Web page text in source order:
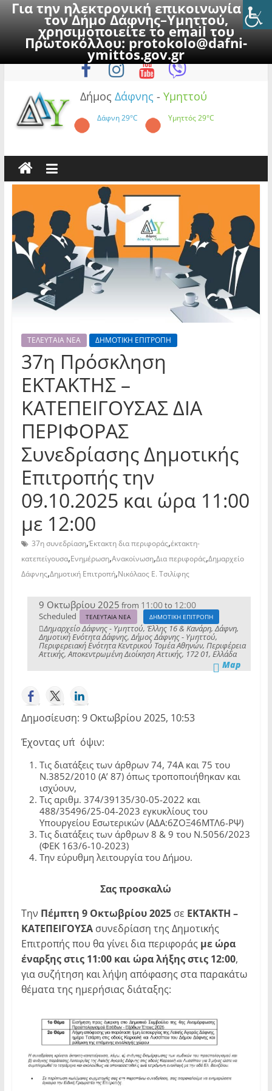
Για την ηλεκτρονική επικοινωνία με
τον Δήμο Δάφνης–Υμηττού,
χρησιμοποιείτε το email του
Πρωτοκόλλου:protokolo@dafni-
ymittos.gov.gr
to
Κυριακή, 9 Αυγούστου 2026
Δήμος Δάφνης - Υμηττού
Δάφνη29°C Υμηττός29°C
ΤΕΛΕΥΤΑΙΑ ΝΕΑ ΔΗΜΟΤΙΚΗ ΕΠΙΤΡΟΠΗ
37η Πρόσκληση
ΕΚΤΑΚΤΗΣ –
ΚΑΤΕΠΕΙΓΟΥΣΑΣ ΔΙΑ
ΠΕΡΙΦΟΡΑΣ
Συνεδρίασης Δημοτικής
Επιτροπής την
09.10.2025 και ώρα 11:00
με 12:00
37η συνεδρίαση,Έκτακτη δια περιφοράς,έκτακτη-
κατεπείγουσα,Ενημέρωση,Ανακοίνωση,Δια περιφοράς,Δημαρχείο
Δάφνης,Δημοτική Επιτροπή,Νικόλαος Ε. Τσιλίφης
9 Οκτωβρίου 2025 from 11:00to 12:00
Scheduled ΤΕΛΕΥΤΑΙΑ ΝΕΑ ΔΗΜΟΤΙΚΗ ΕΠΙΤΡΟΠΗ
Δημαρχείο Δάφνης - Υμηττού, Έλλης 16 & Κανάρη, Δάφνη,
Δημοτική Ενότητα Δάφνης, Δήμος Δάφνης - Υμηττού,
Περιφερειακή Ενότητα Κεντρικού Τομέα Αθηνών, Περιφέρεια
Αττικής, Αποκεντρωμένη Διοίκηση Αττικής, 172 01, Ελλάδα
Map
Δημοσίευση: 9 Οκτωβρίου 2025, 10:53
Έχοντας υπ΄όψιν:
Τις διατάξεις των άρθρων 74, 74Α και 75 του
Ν.3852/2010 (Α’ 87) όπως τροποποιήθηκαν και
ισχύουν,
Τις αριθμ. 374/39135/30-05-2022 και
488/35496/25-04-2023 εγκυκλίους του
Υπουργείου Εσωτερικών (ΑΔΑ:6ΖΟΞ46ΜΤΛ6-ΡΨ)
Τις διατάξεις των άρθρων 8 & 9 του Ν.5056/2023
(ΦΕΚ 163/6-10-2023)
Την εύρυθμη λειτουργία του Δήμου.
Σας προσκαλώ
Την Πέμπτη 9 Οκτωβρίου 2025 σε ΕΚΤΑΚΤΗ –
ΚΑΤΕΠΕΙΓΟΥΣΑ συνεδρίαση της Δημοτικής
Επιτροπής που θα γίνει δια περιφοράς με ώρα
έναρξης στις 11:00 και ώρα λήξης στις 12:00,
για συζήτηση και λήψη απόφασης στα παρακάτω
θέματα της ημερήσιας διάταξης: